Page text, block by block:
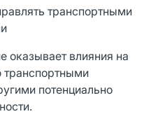
транспортными
оказывает влияния на
транспортными
потенциально